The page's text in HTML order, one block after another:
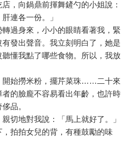
，向鍋鼎前揮舞鏟勺的小姐說：
連各一份。」
過身來，小小的眼睛看著我，緊
發出聲音。我立刻明白了，她是
懂我點了哪些食物。所以，我放
開始撈米粉，擺芹菜珠……二十來
的臉龐不容易看出年齡，也許時
品。
切地對我說：「馬上就好了。」
拍拍女兒的背，有種鼓勵的味